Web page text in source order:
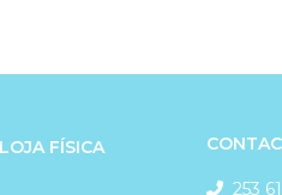
FÍSICA
253